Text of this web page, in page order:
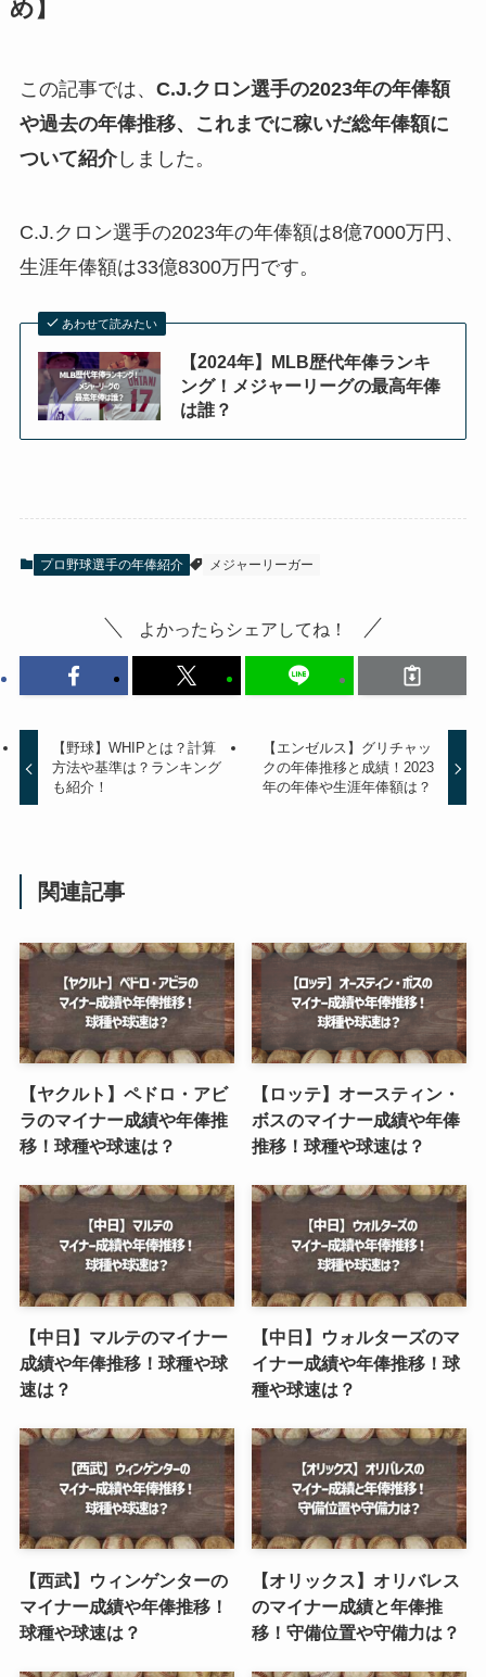
め】
この記事では、 C.J.クロン選手の2023年の年俸額
や過去の年俸推移、これまでに稼いだ総年俸額に
ついて紹介しました。
C.J.クロン選手の2023年の年俸額は8億7000万円、
生涯年俸額は33億8300万円です。
あわせて読みたい
【2024年】MLB歴代年俸ランキ
ング！メジャーリーグの最高年俸
は誰？
プロ野球選手の年俸紹介 メジャーリーガー
よかったらシェアしてね！
【野球】WHIPとは？計算
方法や基準は？ランキング
も紹介！
【エンゼルス】グリチャッ
クの年俸推移と成績！2023
年の年俸や生涯年俸額は？
関連記事
【ヤクルト】ペドロ・アビ
ラのマイナー成績や年俸推
移！球種や球速は？
【ロッテ】オースティン・
ボスのマイナー成績や年俸
推移！球種や球速は？
【中日】マルテのマイナー
成績や年俸推移！球種や球
速は？
【中日】ウォルターズのマ
イナー成績や年俸推移！球
種や球速は？
【西武】ウィンゲンターの
マイナー成績や年俸推移！
球種や球速は？
【オリックス】オリバレス
のマイナー成績と年俸推
移！守備位置や守備力は？